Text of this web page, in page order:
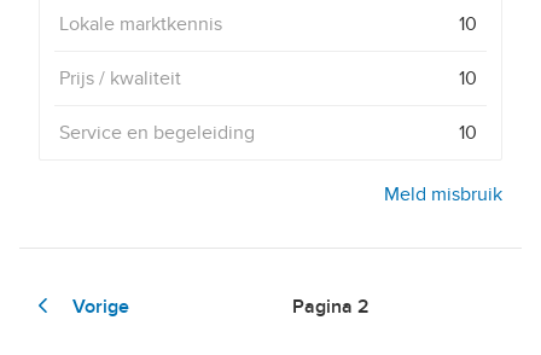
Lokale marktkennis 10
Prijs / kwaliteit 10
Service en begeleiding 10
Meld misbruik
Vorige Pagina 2